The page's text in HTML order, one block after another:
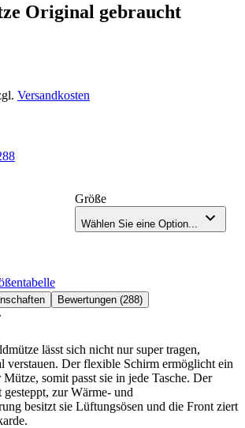
Original gebraucht
Versandkosten
Größe
Wählen Sie eine Option...
Bewertungen (288)
lässt sich nicht nur super tragen,
verstauen. Der flexible Schirm ermöglicht ein
somit passt sie in jede Tasche. Der
zur Wärme- und
besitzt sie Lüftungsösen und die Front ziert